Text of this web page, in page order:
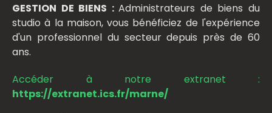
GESTION DE BIENS :Administrateurs de biens du
studio à la maison, vous bénéficiez de l'expérience
d'un professionnel du secteur depuis près de 60
ans.
Accéder à notre extranet :
https://extranet.ics.fr/marne/